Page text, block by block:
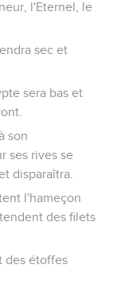
l'Eternel, le
sec et
sera bas et
son
ses rives se
disparaîtra.
l'hameçon
des filets
des étoffes